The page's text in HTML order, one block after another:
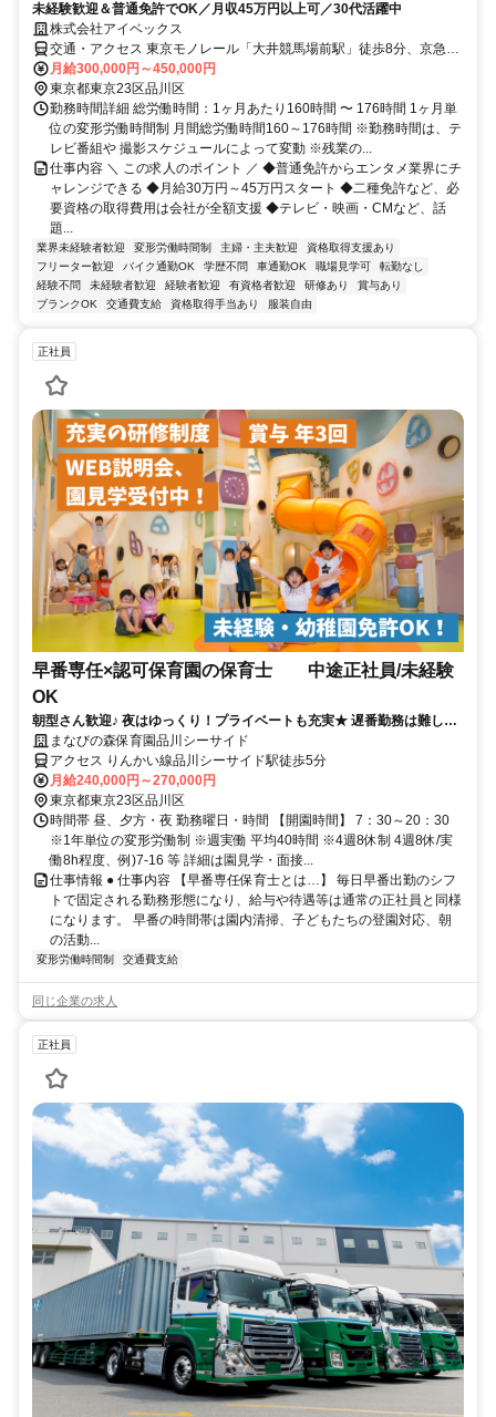
未経験歓迎＆普通免許でOK／月収45万円以上可／30代活躍中
株式会社アイベックス
交通・アクセス 東京モノレール「大井競馬場前駅」徒歩8分、京急本
線「立会川駅」徒歩14分、「鮫洲駅」徒歩15分
月給300,000円～450,000円
東京都東京23区品川区
勤務時間詳細 総労働時間：1ヶ月あたり160時間 〜 176時間 1ヶ月単
位の変形労働時間制 月間総労働時間160～176時間 ※勤務時間は、テ
レビ番組や 撮影スケジュールによって変動 ※残業の...
仕事内容 ＼ この求人のポイント ／ ◆普通免許からエンタメ業界にチ
ャレンジできる ◆月給30万円～45万円スタート ◆二種免許など、必
要資格の取得費用は会社が全額支援 ◆テレビ・映画・CMなど、話
題...
業界未経験者歓迎 変形労働時間制 主婦・主夫歓迎
資格取得支援あり
フリーター歓迎
バイク通勤OK 学歴不問 車通勤OK 職場見学可
転勤なし
経験不問
未経験者歓迎 経験者歓迎 有資格者歓迎 研修あり
賞与あり
ブランクOK
交通費支給 資格取得手当あり 服装自由
正社員
早番専任×認可保育園の保育士 中途正社員/未経験
OK
朝型さん歓迎♪ 夜はゆっくり！プライベートも充実★ 遅番勤務は難しい
けど正社員で働きたい方！
まなびの森保育園品川シーサイド
アクセス りんかい線品川シーサイド駅徒歩5分
月給240,000円～270,000円
東京都東京23区品川区
時間帯 昼、夕方・夜 勤務曜日・時間 【開園時間】 7：30～20：30
※1年単位の変形労働制 ※週実働 平均40時間 ※4週8休制 4週8休/実
働8h程度、例)7-16 等 詳細は園見学・面接...
仕事情報 ● 仕事内容 【早番専任保育士とは…】 毎日早番出勤のシフ
トで固定される勤務形態になり、給与や待遇等は通常の正社員と同様
になります。 早番の時間帯は園内清掃、子どもたちの登園対応、朝
の活動...
変形労働時間制 交通費支給
同じ企業の求人
正社員